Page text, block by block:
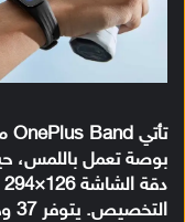
بوصة تعمل باللمس،